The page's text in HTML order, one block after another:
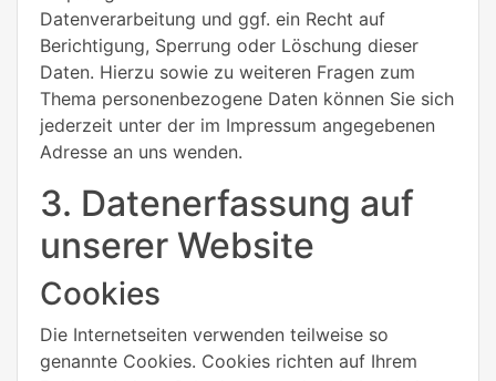
Datenverarbeitung und ggf. ein Recht auf
Berichtigung, Sperrung oder Löschung dieser
Daten. Hierzu sowie zu weiteren Fragen zum
Thema personenbezogene Daten können Sie sich
jederzeit unter der im Impressum angegebenen
Adresse an uns wenden.
3. Datenerfassung auf
unserer Website
Cookies
Die Internetseiten verwenden teilweise so
genannte Cookies. Cookies richten auf Ihrem